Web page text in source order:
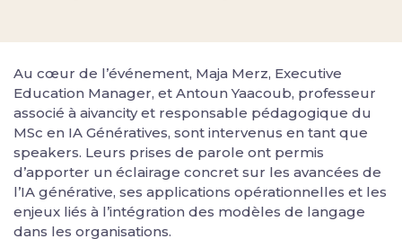
Au cœur de l’événement, Maja Merz, Executive
Education Manager, et Antoun Yaacoub, professeur
associé à aivancity et responsable pédagogique du
MSc en IA Génératives, sont intervenus en tant que
speakers. Leurs prises de parole ont permis
d’apporter un éclairage concret sur les avancées de
l’IA générative, ses applications opérationnelles et les
enjeux liés à l’intégration des modèles de langage
dans les organisations.